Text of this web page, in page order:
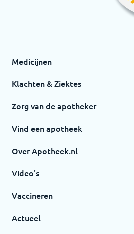
Medicijnen
Klachten & Ziektes
Zorg van de apotheker
Vind een apotheek
Over Apotheek.nl
Video's
Vaccineren
Actueel